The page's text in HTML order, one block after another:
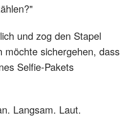
und zog den Stapel
möchte sichergehen, dass
Selfie-Pakets
Langsam. Laut.